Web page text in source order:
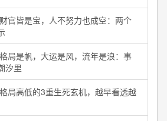
官皆是宝，人不努力也成空：两个
局是帆，大运是风，流年是浪：事
汐里
局高低的3重生死玄机，越早看透越